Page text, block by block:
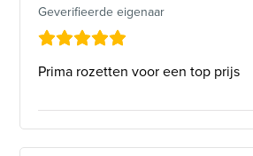
Geverifieerde eigenaar
Prima rozetten voor een top prijs